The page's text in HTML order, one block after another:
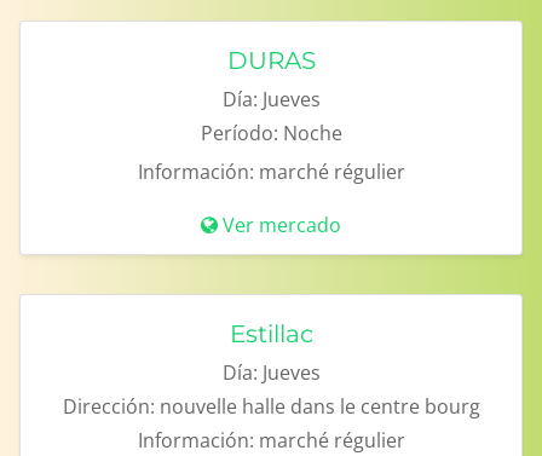
DURAS
Día: Jueves
Período: Noche
Información: marché régulier
Ver mercado
Estillac
Día: Jueves
Dirección: nouvelle halle dans le centre bourg
Información: marché régulier